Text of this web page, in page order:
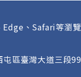
、Safari等瀏
區臺灣大道三段